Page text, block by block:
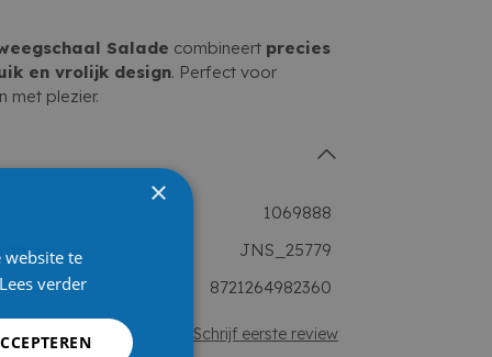
Salade combineert precies
en vrolijk design. Perfect voor
met plezier.
1069888
JNS_25779
8721264982360
Schrijf eerste review
×
website te
Lees verder